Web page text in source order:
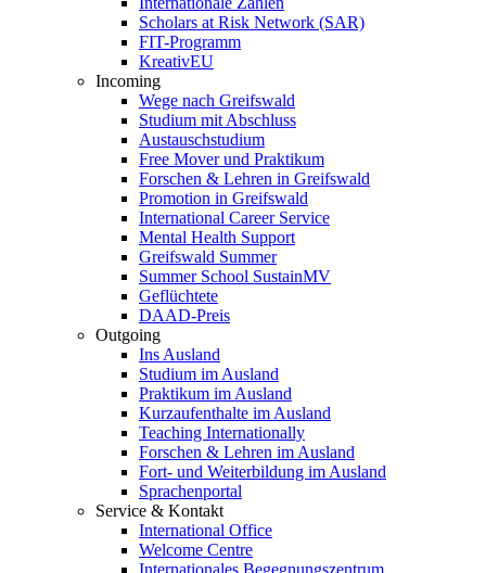
Scholars at Risk Network (SAR)
FIT-Programm
KreativEU
Incoming
Wege nach Greifswald
Studium mit Abschluss
Austauschstudium
Free Mover und Praktikum
Forschen & Lehren in Greifswald
Promotion in Greifswald
International Career Service
Mental Health Support
Greifswald Summer
Summer School SustainMV
Geflüchtete
DAAD-Preis
Outgoing
Ins Ausland
Studium im Ausland
Praktikum im Ausland
Kurzaufenthalte im Ausland
Teaching Internationally
Forschen & Lehren im Ausland
Fort- und Weiterbildung im Ausland
Sprachenportal
Service & Kontakt
International Office
Welcome Centre
Internationales Begegnungszentrum